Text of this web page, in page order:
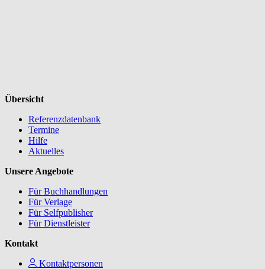
Übersicht
Referenzdatenbank
Termine
Hilfe
Aktuelles
Unsere Angebote
Für Buchhandlungen
Für Verlage
Für Selfpublisher
Für Dienstleister
Kontakt
Kontaktpersonen